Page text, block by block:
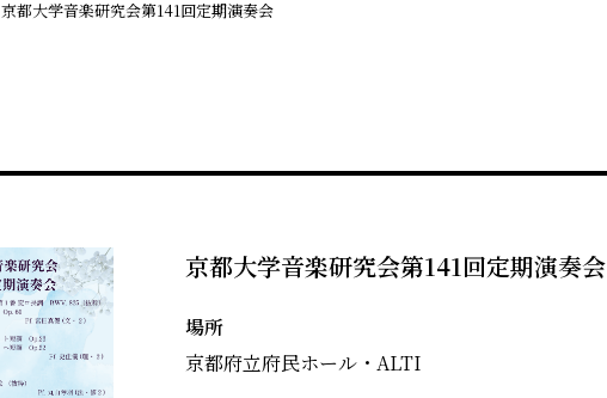
京都大学音楽研究会第141回定期演奏会
京都大学音楽研究会第141回定期演奏会
場所
京都府立府民ホール・ALTI